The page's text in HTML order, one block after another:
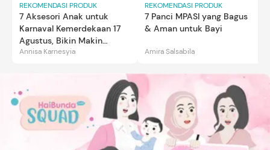
REKOMENDASI PRODUK
7 Aksesori Anak untuk
Karnaval Kemerdekaan 17
Agustus, Bikin Makin
Gemas
Annisa Karnesyia
REKOMENDASI PRODUK
7 Panci MPASI yang Bagus
& Aman untuk Bayi
Amira Salsabila